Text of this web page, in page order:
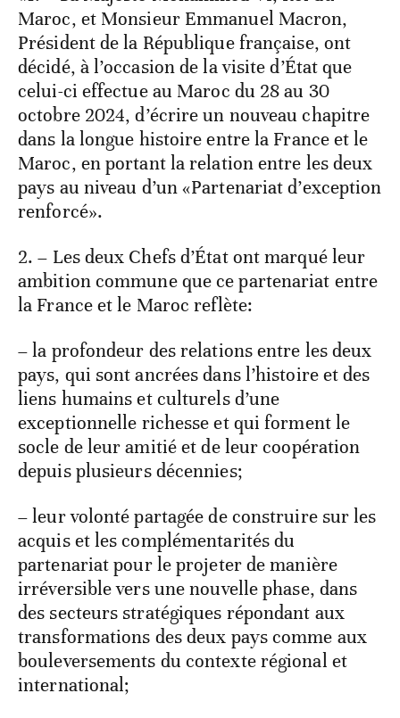
Maroc, et Monsieur Emmanuel Macron,
Président de la République française, ont
décidé, à l’occasion de la visite d’État que
celui-ci effectue au Maroc du 28 au 30
octobre 2024, d’écrire un nouveau chapitre
dans la longue histoire entre la France et le
Maroc, en portant la relation entre les deux
pays au niveau d’un «Partenariat d’exception
renforcé».
2. – Les deux Chefs d’État ont marqué leur
ambition commune que ce partenariat entre
la France et le Maroc reflète:
– la profondeur des relations entre les deux
pays, qui sont ancrées dans l’histoire et des
liens humains et culturels d’une
exceptionnelle richesse et qui forment le
socle de leur amitié et de leur coopération
depuis plusieurs décennies;
– leur volonté partagée de construire sur les
acquis et les complémentarités du
partenariat pour le projeter de manière
irréversible vers une nouvelle phase, dans
des secteurs stratégiques répondant aux
transformations des deux pays comme aux
bouleversements du contexte régional et
international;